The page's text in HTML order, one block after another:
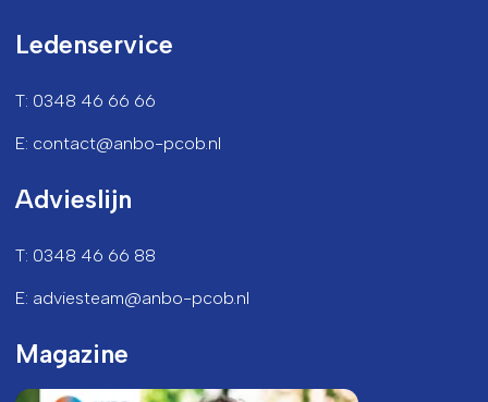
Ledenservice
T: 0348 46 66 66
E: contact@anbo-pcob.nl
Advieslijn
T: 0348 46 66 88
E: adviesteam@anbo-pcob.nl
Magazine